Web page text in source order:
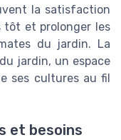
la satisfaction
tôt et prolonger les
du jardin. La
jardin, un espace
ses cultures au fil
et besoins